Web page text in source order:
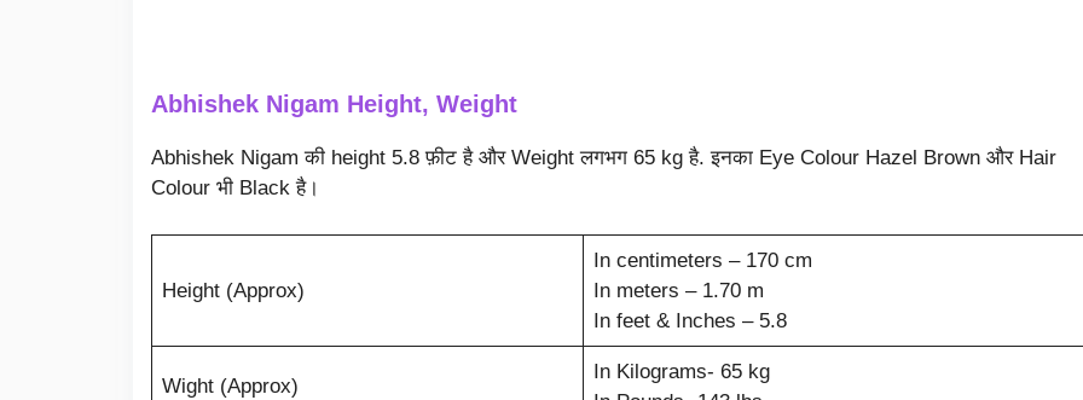
Abhishek Nigam Height, Weight
Abhishek Nigam की height 5.8 फ़ीट है और Weight लगभग 65 kg है. इनका Eye Colour Hazel Brown और Hair
Colour भी Black है।
Height (Approx)
In centimeters – 170 cm
In meters – 1.70 m
In feet & Inches – 5.8
Wight (Approx)
In Kilograms- 65 kg